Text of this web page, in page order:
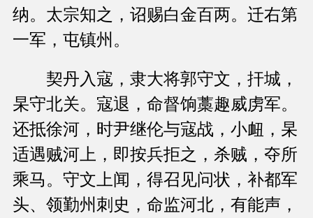
纳。太宗知之，诏赐白金百两。迁右第
一军，屯镇州。
契丹入寇，隶大将郭守文，扞城，
杲守北关。寇退，命督饷藁趣威虏军。
还抵徐河，时尹继伦与寇战，小衄，杲
适遇贼河上，即按兵拒之，杀贼，夺所
乘马。守文上闻，得召见问状，补都军
头、领勤州刺史，命监河北，有能声，